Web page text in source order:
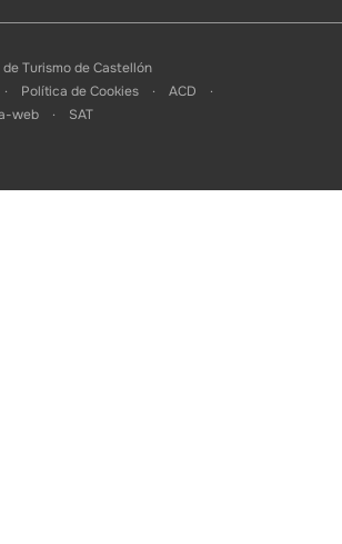
Turismo de Castellón
Política de Cookies
ACD
web SAT